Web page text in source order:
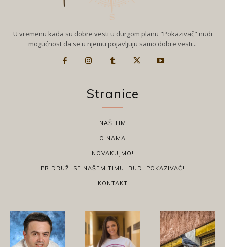
U vremenu kada su dobre vesti u durgom planu "Pokazivač" nudi
mogućnost da se u njemu pojavljuju samo dobre vesti...
Stranice
NAŠ TIM
O NAMA
NOVAKUJMO!
PRIDRUŽI SE NAŠEM TIMU, BUDI POKAZIVAČ!
KONTAKT